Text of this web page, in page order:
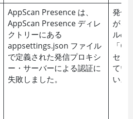
AppScan Presenceは、
AppScan Presenceディレ
クトリーにある
appsettings.json ファイル
で定義された発信プロキシ
ー・サーバーによる認証に
失敗しました。
発信
が、
ルの
「
セク
てい
い。